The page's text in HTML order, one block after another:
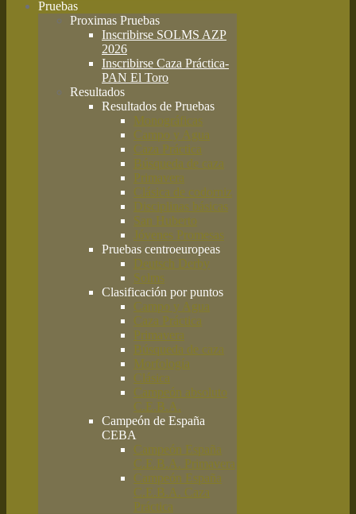
Pruebas
Proximas Pruebas
Inscribirse SOLMS AZP
2026
Inscribirse Caza Práctica-
PAN El Toro
Resultados
Resultados de Pruebas
Monográficas
Campo y Agua
Caza Práctica
Búsqueda de caza
Primavera
Clásica de codorniz
Disciplinas básicas
San Huberto
Jóvenes Promesas
Pruebas centroeuropeas
Deutsch Derby
Solms
Clasificación por puntos
Campo y Agua
Caza Práctica
Primavera
Búsqueda de caza
Morfología
Clásica
Campeón absoluto
C.E.B.A.
Campeón de España
CEBA
Campeón España
C.E.B.A. Primavera
Campeón España
C.E.B.A. Caza
Práctica